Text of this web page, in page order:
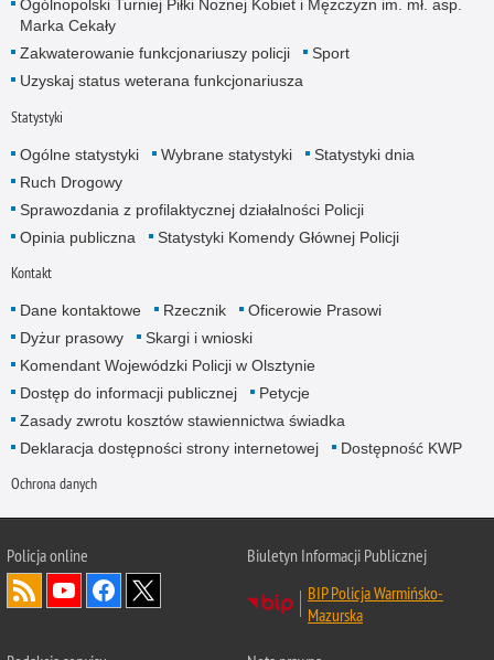
Ogólnopolski Turniej Piłki Nożnej Kobiet i Mężczyzn im. mł. asp.
Marka Cekały
Zakwaterowanie funkcjonariuszy policji
Sport
Uzyskaj status weterana funkcjonariusza
Statystyki
Ogólne statystyki Wybrane statystyki
Statystyki dnia
Ruch Drogowy
Sprawozdania z profilaktycznej działalności Policji
Opinia publiczna
Statystyki Komendy Głównej Policji
Kontakt
Dane kontaktowe Rzecznik
Oficerowie Prasowi
Dyżur prasowy
Skargi i wnioski
Komendant Wojewódzki Policji w Olsztynie
Dostęp do informacji publicznej
Petycje
Zasady zwrotu kosztów stawiennictwa świadka
Deklaracja dostępności strony internetowej
Dostępność KWP
Ochrona danych
Policja online
Biuletyn Informacji Publicznej
BIP Policja Warmińsko-
Mazurska